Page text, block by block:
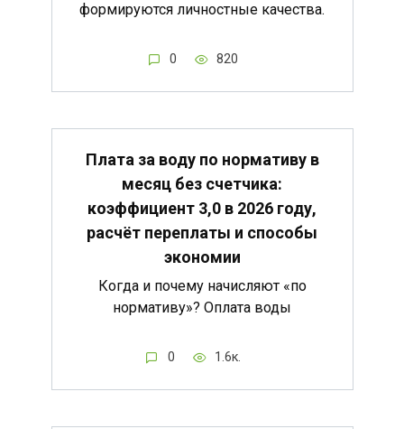
формируются личностные качества.
0 820
Плата за воду по нормативу в
месяц без счетчика:
коэффициент 3,0 в 2026 году,
расчёт переплаты и способы
экономии
Когда и почему начисляют «по
нормативу»? Оплата воды
0 1.6к.